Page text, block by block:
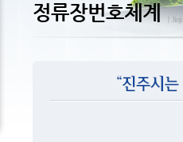
정류장번호체계 ㅣ